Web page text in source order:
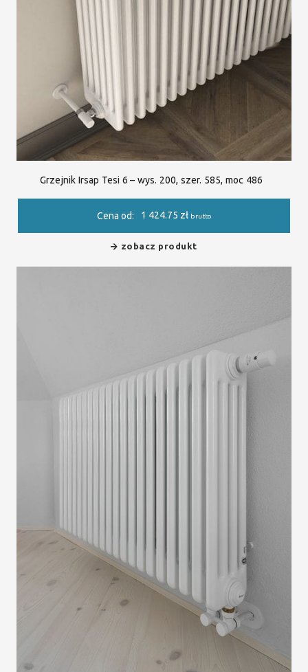
Grzejnik Irsap Tesi 6 – wys. 200, szer. 585, moc 486
Cena od: 1 424.75 zł brutto
zobacz produkt